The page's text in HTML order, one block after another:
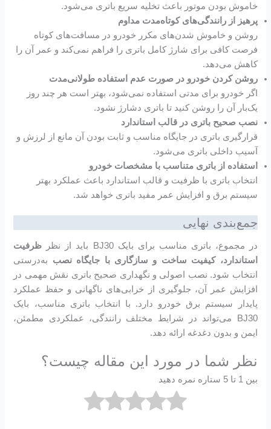
خاموش بودن موتور باعث تخلیه سریع باتری می‌شود.
پرهیز از رانندگی‌های کوتاه‌مدت مداوم
روشن و خاموش شدن‌های مکرر خودرو در مسافت‌های کوتاه
فرصت کافی برای شارژ کامل باتری را فراهم نمی‌کند و عمر آن را
کاهش می‌دهد.
روشن کردن خودرو در صورت عدم استفاده طولانی‌مدت
اگر خودرو برای مدتی استفاده نمی‌شود، بهتر است هر چند روز
یک‌بار آن را روشن کنید تا باتری دشارژ نشود.
نصب صحیح باتری در قالب استاندارد
قرارگیری باتری در جایگاه مناسب و ثابت بودن آن مانع از لرزش و
آسیب داخلی باتری می‌شود.
استفاده از باتری متناسب با مشخصات خودرو
انتخاب باتری با ظرفیت و قالب استاندارد باعث عملکرد بهتر
سیستم برق و افزایش عمر مفید باتری خواهد شد.
جمع‌بندی نهایی
در مجموع، باتری مناسب برای بایک BJ30 باید از نظر
ظرفیت
استاندارد، کیفیت ساخت و سازگاری با جایگاه نصب به‌درستی
انتخاب شود. نصب اصولی و نگهداری صحیح باتری نقش مهمی در
افزایش عمر آن، جلوگیری از خرابی‌های ناگهانی و حفظ عملکرد
پایدار سیستم برق خودرو دارد. با انتخاب باتری مناسب، بایک
BJ30 می‌تواند در شرایط مختلف رانندگی، عملکردی مطمئن،
ایمن و بدون دغدغه ارائه دهد.
نظر شما در مورد این مقاله چیست؟
بین 1 تا 5 ستاره نمره دهید